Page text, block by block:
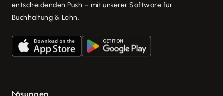
entscheidenden Push – mit unserer Software für
Buchhaltung & Lohn.
Lösungen
